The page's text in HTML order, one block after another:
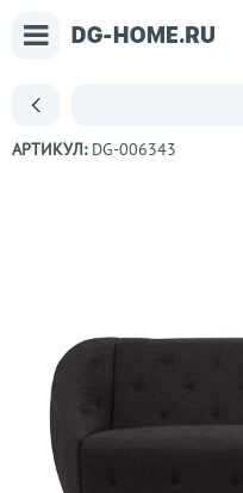
АРТИКУЛ: DG-006343